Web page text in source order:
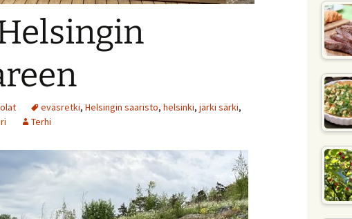
eväsretki, Helsingin saaristo, helsinki, järki särki,
Terhi